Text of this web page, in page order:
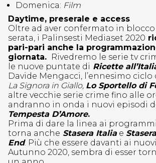
Domenica: Film
Daytime, preserale e access
Oltre ad aver confermato in
serata, i Palinsesti Mediaset 2020
pari-pari anche la
giornata. Rivedremo le serie tv
le nuove puntate di Ricette
Davide Mengacci, l’ennesimo
La Signora in Giallo, Lo Sportello di
altre vecchie serie crime fino alle
andranno in onda i nuovi episodi
Tempesta D’Amore.
Prima di dare la linea ai
torna anche Stasera Italiae
End. Più che essere davanti ai
Autunno 2020, sembra di esser